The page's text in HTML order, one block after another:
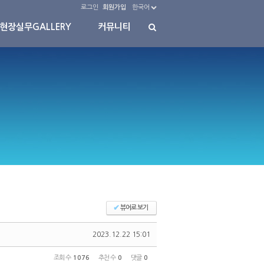
로그인 회원가입 한국어
현장실무GALLERY 커뮤니티
✔뷰어로 보기
2023.12.22 15:01
조회 수 1076 추천 수 0 댓글 0